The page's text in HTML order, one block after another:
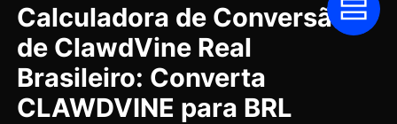
Calculadora de Conversão
de ClawdVine Real
Brasileiro: Converta
CLAWDVINE para BRL